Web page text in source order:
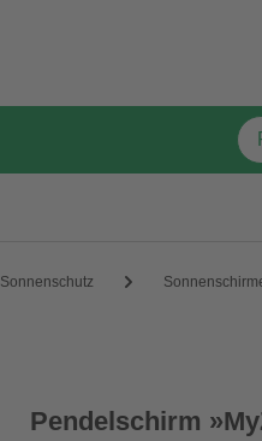
Sonnenschutz
Pendelschirm